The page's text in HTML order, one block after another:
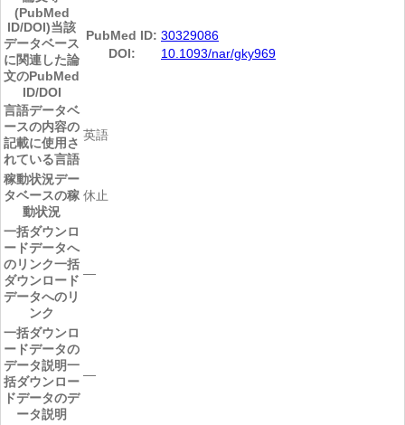
(PubMed
ID/DOI)当該
データベース
に関連した論
文のPubMed
ID/DOI
PubMed ID: 30329086
DOI:
10.1093/nar/gky969
言語データベ
ースの内容の
記載に使用さ
れている言語
英語
稼動状況デー
タベースの稼
動状況
休止
一括ダウンロ
ードデータへ
のリンク一括
ダウンロード
データへのリ
ンク
―
一括ダウンロ
ードデータの
データ説明一
括ダウンロー
ドデータのデ
ータ説明
―